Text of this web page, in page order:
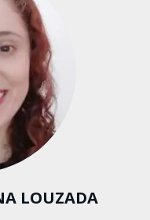
LOUZADA